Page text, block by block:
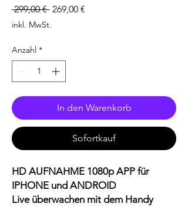
299,00 € Standardpreis
269,00 €
inkl. MwSt.
Anzahl *
In den Warenkorb
Sofortkauf
HD AUFNAHME 1080p APP für
IPHONE und ANDROID
Live überwachen mit dem Handy